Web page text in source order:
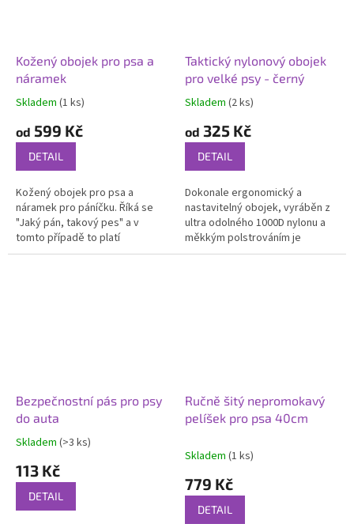
Kožený obojek pro psa a
náramek
Průměrné
produktu
5,0
5
hvězdiček.
Skladem (1 ks)
od 599 Kč
DETAIL
Kožený obojek pro psa a
náramek pro páníčku. Říká se
"Jaký pán, takový pes" a v
tomto případě to platí
dvojnásob!
Taktický nylonový obojek
pro velké psy - černý
Průměrné
produktu
5,0
5
hvězdiček.
Skladem (2 ks)
od 325 Kč
DETAIL
Dokonale ergonomický a
nastavitelný obojek, vyráběn z
ultra odolného 1000D nylonu a
měkkým polstrováním je
nepostradatelnou pomůckou
Bezpečnostní pás pro psy
do auta
Průměrné
produktu
5,0
Skladem (>3 ks)
113 Kč
DETAIL
Ručně šitý nepromokavý
pelíšek pro psa 40cm
Skladem (1 ks)
779 Kč
DETAIL